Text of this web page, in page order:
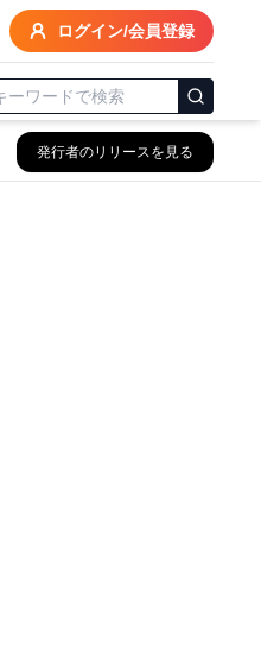
ログイン/会員登録
発行者のリリースを見る